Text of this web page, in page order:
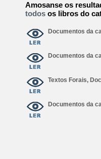
Amosanse os
todos os libros do
Documentos da
Documentos da
Textos Forais,
Documentos da